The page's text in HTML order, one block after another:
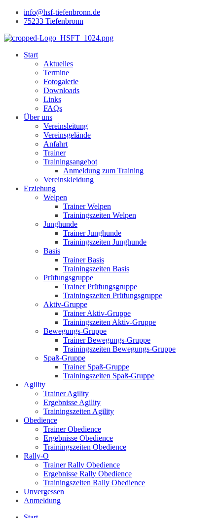
info@hsf-tiefenbronn.de
75233 Tiefenbronn
Start
Aktuelles
Termine
Fotogalerie
Downloads
Links
FAQs
Über uns
Vereinsleitung
Vereinsgelände
Anfahrt
Trainer
Trainingsangebot
Anmeldung zum Training
Vereinskleidung
Erziehung
Welpen
Trainer Welpen
Trainingszeiten Welpen
Junghunde
Trainer Junghunde
Trainingszeiten Junghunde
Basis
Trainer Basis
Trainingszeiten Basis
Prüfungsgruppe
Trainer Prüfungsgruppe
Trainingszeiten Prüfungsgruppe
Aktiv-Gruppe
Trainer Aktiv-Gruppe
Trainingszeiten Aktiv-Gruppe
Bewegungs-Gruppe
Trainer Bewegungs-Gruppe
Trainingszeiten Bewegungs-Gruppe
Spaß-Gruppe
Trainer Spaß-Gruppe
Trainingszeiten Spaß-Gruppe
Agility
Trainer Agility
Ergebnisse Agility
Trainingszeiten Agility
Obedience
Trainer Obedience
Ergebnisse Obedience
Trainingszeiten Obedience
Rally-O
Trainer Rally Obedience
Ergebnisse Rally Obedience
Trainingszeiten Rally Obedience
Unvergessen
Anmeldung